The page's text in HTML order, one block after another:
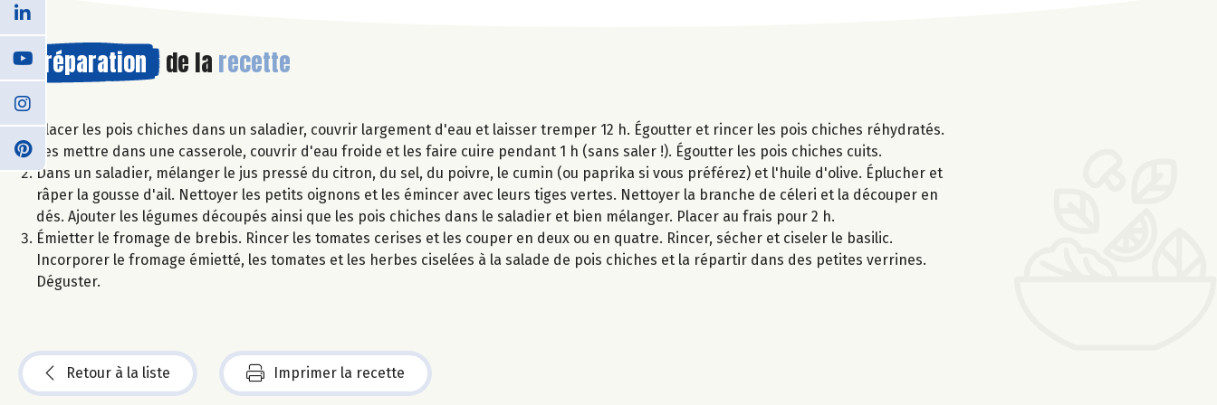
Préparation de la recette
Placer les pois chiches dans un saladier, couvrir largement d'eau et laisser tremper 12 h. Égoutter et rincer les pois chiches réhydratés.
Les mettre dans une casserole, couvrir d'eau froide et les faire cuire pendant 1 h (sans saler !). Égoutter les pois chiches cuits.
Dans un saladier, mélanger le jus pressé du citron, du sel, du poivre, le cumin (ou paprika si vous préférez) et l'huile d'olive. Éplucher et
râper la gousse d'ail. Nettoyer les petits oignons et les émincer avec leurs tiges vertes. Nettoyer la branche de céleri et la découper en
dés. Ajouter les légumes découpés ainsi que les pois chiches dans le saladier et bien mélanger. Placer au frais pour 2 h.
Émietter le fromage de brebis. Rincer les tomates cerises et les couper en deux ou en quatre. Rincer, sécher et ciseler le basilic.
Incorporer le fromage émietté, les tomates et les herbes ciselées à la salade de pois chiches et la répartir dans des petites verrines.
Déguster.
Retour à la liste Imprimer la recette